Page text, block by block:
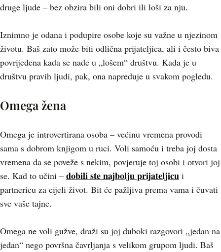
druge ljude – bez obzira bili oni dobri ili loši za nju.
Iznimno je odana i podupire osobe koje su važne u njezinom
životu. Baš zato može biti odlična prijateljica, ali i često biva
povrijeđena kada se nađe u „lošem“ društvu. Kada je u
društvu pravih ljudi, pak, ona napreduje u svakom pogledu.
Omega žena
Omega je introvertirana osoba – većinu vremena provodi
sama s dobrom knjigom u ruci. Voli samoću i treba joj dosta
vremena da se poveže s nekim, povjeruje toj osobi i otvori joj
se. Kad to učini – dobili ste najbolju prijateljicu i
partnericu za cijeli život. Bit će pažljiva prema vama i čuvati
sve vaše tajne.
Omega ne voli gužve, draži su joj duboki razgovori „jedan na
jedan“ nego površna čavrljanja s velikom grupom ljudi. Baš